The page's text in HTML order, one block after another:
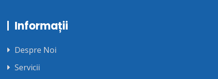
Informații
Despre Noi
Servicii